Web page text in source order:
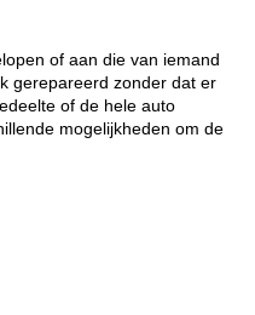
of aan die van iemand
gerepareerd zonder dat er
of de hele auto
mogelijkheden om de